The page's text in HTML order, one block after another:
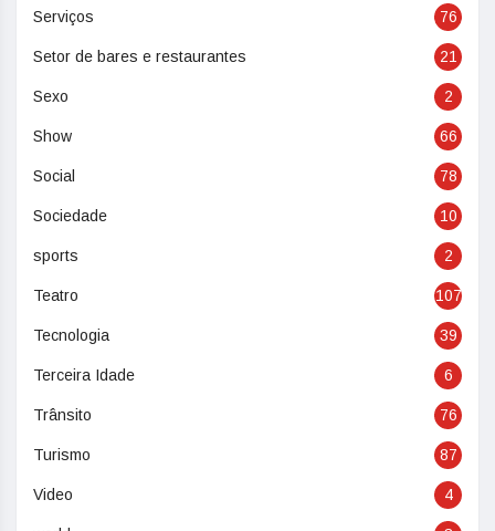
Serviços 76
Setor de bares e restaurantes 21
Sexo 2
Show 66
Social 78
Sociedade 10
sports 2
Teatro 107
Tecnologia 39
Terceira Idade 6
Trânsito 76
Turismo 87
Video 4